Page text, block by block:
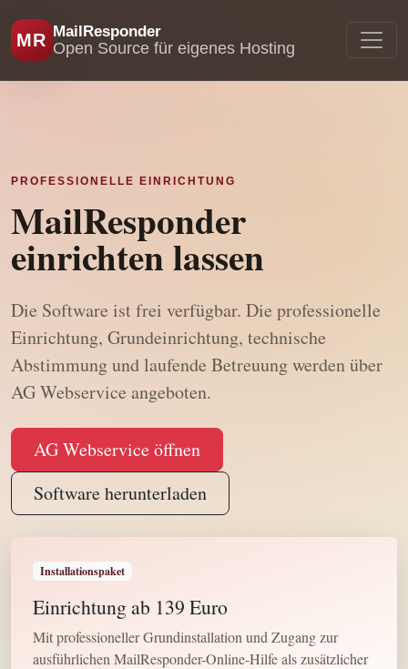
MR MailResponder
Open Source für eigenes Hosting
PROFESSIONELLE EINRICHTUNG
MailResponder
einrichten lassen
Die Software ist frei verfügbar. Die professionelle
Einrichtung, Grundeinrichtung, technische
Abstimmung und laufende Betreuung werden über
AG Webservice angeboten.
AG Webservice öffnen
Software herunterladen
Installationspaket
Einrichtung ab 139 Euro
Mit professioneller Grundinstallation und Zugang zur
ausführlichen MailResponder-Online-Hilfe als zusätzlicher